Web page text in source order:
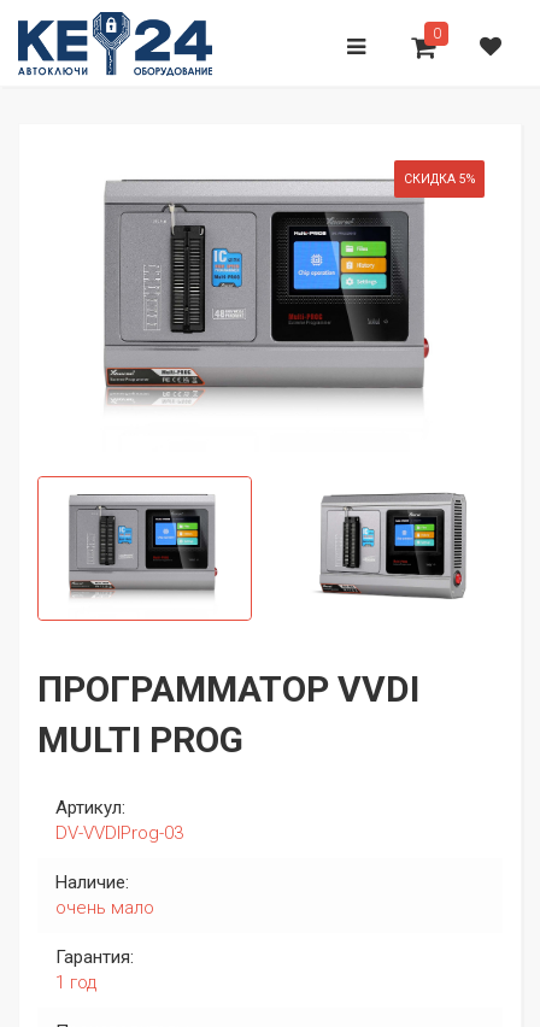
0
СКИДКА 5%
ПРОГРАММАТОР VVDI
MULTI PROG
Артикул:
DV-VVDIProg-03
Наличие:
очень мало
Гарантия:
1 год